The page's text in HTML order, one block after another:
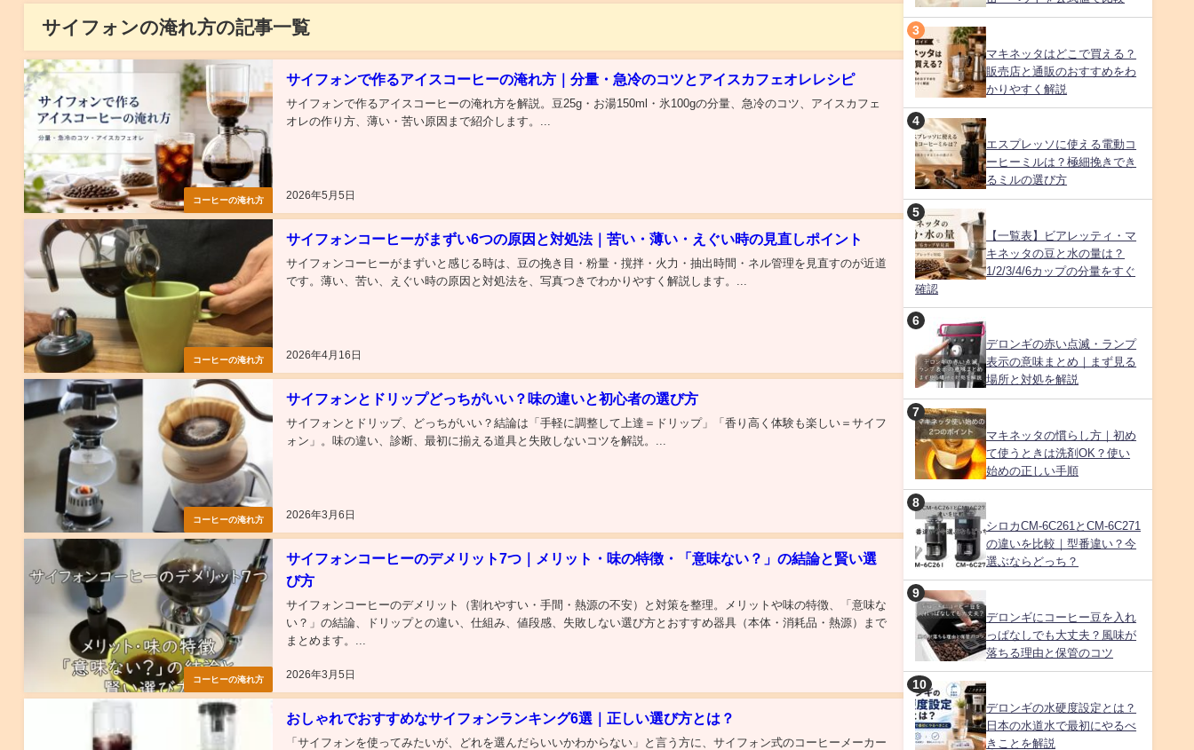
サイフォンの淹れ方の記事一覧
コーヒーの淹れ方
サイフォンで作るアイスコーヒーの淹れ方｜分量・急冷のコツとアイスカフェオレレシピ
2026年5月5日
サイフォンで作るアイスコーヒーの淹れ方を解説。豆25g・お湯150ml・氷100gの分量、急冷のコツ、アイスカフェ
オレの作り方、薄い・苦い原因まで紹介します。...
コーヒーの淹れ方
サイフォンコーヒーがまずい6つの原因と対処法｜苦い・薄い・えぐい時の見直しポイント
2026年4月16日
サイフォンコーヒーがまずいと感じる時は、豆の挽き目・粉量・撹拌・火力・抽出時間・ネル管理を見直すのが近道
です。薄い、苦い、えぐい時の原因と対処法を、写真つきでわかりやすく解説します。...
コーヒーの淹れ方
サイフォンとドリップどっちがいい？味の違いと初心者の選び方
2026年3月6日
サイフォンとドリップ、どっちがいい？結論は「手軽に調整して上達＝ドリップ」「香り高く体験も楽しい＝サイフ
ォン」。味の違い、診断、最初に揃える道具と失敗しないコツを解説。...
コーヒーの淹れ方
サイフォンコーヒーのデメリット7つ｜メリット・味の特徴・「意味ない？」の結論と賢い選
び方
2026年3月5日
サイフォンコーヒーのデメリット（割れやすい・手間・熱源の不安）と対策を整理。メリットや味の特徴、「意味な
い？」の結論、ドリップとの違い、仕組み、値段感、失敗しない選び方とおすすめ器具（本体・消耗品・熱源）まで
まとめます。...
おしゃれでおすすめなサイフォンランキング6選｜正しい選び方とは？
「サイフォンを使ってみたいが、どれを選んだらいいかわからない」と言う方に、サイフォン式のコーヒーメーカー
マキネッタはどこで買える？
販売店と通販のおすすめをわ
かりやすく解説
エスプレッソに使える電動コ
ーヒーミルは？極細挽きでき
るミルの選び方
【一覧表】ビアレッティ・マ
キネッタの豆と水の量は？
1/2/3/4/6カップの分量をすぐ
確認
デロンギの赤い点滅・ランプ
表示の意味まとめ｜まず見る
場所と対処を解説
マキネッタの慣らし方｜初め
て使うときは洗剤OK？使い
始めの正しい手順
シロカCM-6C261とCM-6C271
の違いを比較｜型番違い？今
選ぶならどっち？
デロンギにコーヒー豆を入れ
っぱなしでも大丈夫？風味が
落ちる理由と保管のコツ
デロンギの水硬度設定とは？
日本の水道水で最初にやるべ
きことを解説